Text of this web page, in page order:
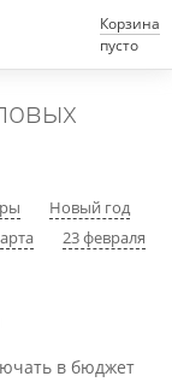
Корзина
пусто
Новый год
23 февраля
в бюджет